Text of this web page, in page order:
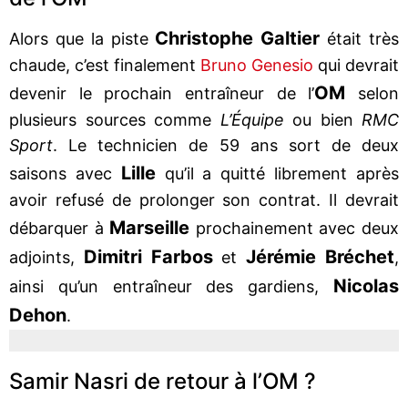
Alors que la pisteChristophe Galtier était très
chaude, c’est finalement Bruno Genesio qui devrait
devenir le prochain entraîneur de l’OM selon
plusieurs sources comme L’Équipe ou bien RMC
Sport. Le technicien de 59 ans sort de deux
saisons avec Lillequ’il a quitté librement après
avoir refusé de prolonger son contrat. Il devrait
débarquer à Marseille prochainement avec deux
adjoints, Dimitri Farbos etJérémie Bréchet,
ainsi qu’un entraîneur des gardiens, Nicolas
Dehon.
Samir Nasri de retour à l’OM ?